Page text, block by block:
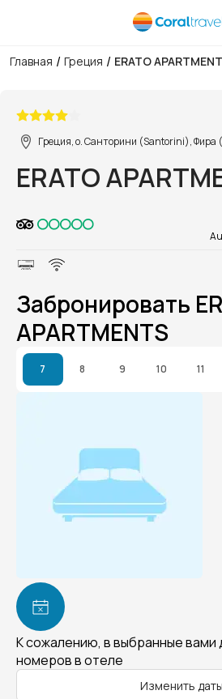
Главная / Греция / ERATO
Греция, о. Санторини (Santorini), Фира
ERATO
Забронировать
APARTMENTS
7 8 9 10 11
К сожалению, в выбранные вами
номеров в отеле
Изменить даты